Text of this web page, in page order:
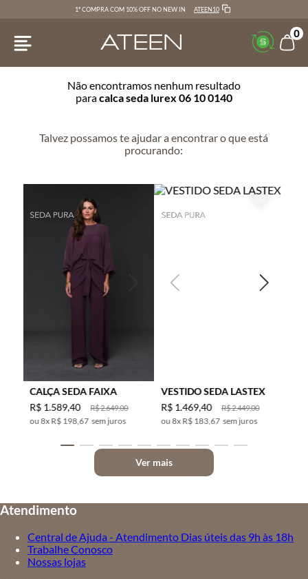
1ª COMPRA COM 10% OFF NO NEW IN ATEEN10
0
Não encontramos nenhum resultado
paracalca seda lurex 06 10 0140
Talvez possamos te ajudar a encontrar o que está
procurando:
CALÇA SEDA FAIXA
R$2.649,00
R$ 1.589,40
8x R$ 198,67 sem juros
VESTIDO SEDA LASTEX
R$2.449,00
R$ 1.469,40
8x R$ 183,67 sem juros
Ver mais
Atendimento
Central de Ajuda - Atendimento Dias úteis das 9h às 18h
Trabalhe Conosco
Nossas lojas